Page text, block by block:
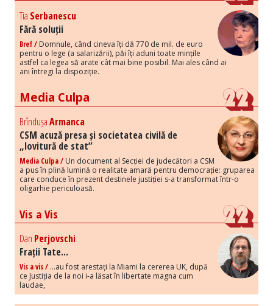
Tia Serbanescu
Fără soluții
Bref / Domnule, când cineva îți dă 770 de mil. de euro
pentru o lege (a salarizării), păi îți aduni toate mințile
astfel ca legea să arate cât mai bine posibil. Mai ales când ai
ani întregi la dispoziție.
Media Culpa
BrîndușaArmanca
CSM acuză presa și societatea civilă de
„lovitură de stat”
Media Culpa / Un document al Secției de judecători a CSM
a pus în plină lumină o realitate amară pentru democrație: gruparea
care conduce în prezent destinele justiției s-a transformat într-o
oligarhie periculoasă.
Vis a Vis
Dan Perjovschi
Frații Tate...
Vis a vis / ...au fost arestați la Miami la cererea UK, după
ce Justiția de la noi i-a lăsat în libertate magna cum
laudae,